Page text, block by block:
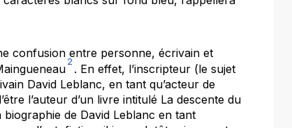
confusion entre personne, écrivain et
2
. En effet, l’inscripteur (le sujet
David Leblanc, en tant qu’acteur de
l’auteur d’un livre intitulé La descente du
de David Leblanc en tant